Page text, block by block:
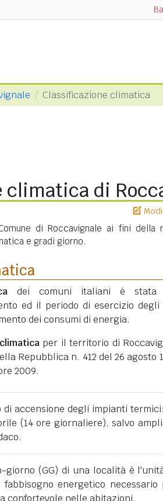
Classificazione climatica
climatica di
di Roccavignale ai fini della
e gradi giorno.
dei comuni italiani è stata
ed il periodo di esercizio
dei consumi di energia.
per il territorio di
Repubblica n. 412 del 26 agosto
2009.
di accensione degli impianti
(14 ore giornaliere), salvo
giorno (GG) di una località è
energetico necessario
confortevole nelle abitazioni.